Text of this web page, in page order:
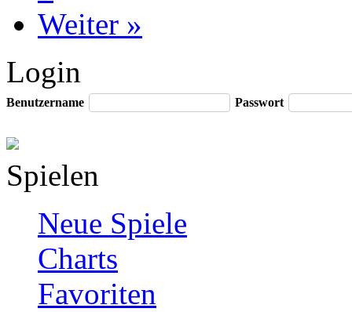
Weiter »
Login
Benutzername Passwort
Spielen
Neue Spiele
Charts
Favoriten